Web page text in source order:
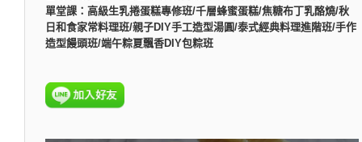
單堂課：高級生乳捲蛋糕專修班/千層蜂蜜蛋糕/焦糖布丁乳酪燒/秋
日和食家常料理班/親子DIY手工造型湯圓/泰式經典料理進階班/手作
造型饅頭班/端午粽夏飄香DIY包粽班